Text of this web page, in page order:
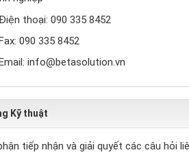
Điện thoại: 090 335 8452
090 335 8452
info@betasolution.vn
Kỹ thuật
tiếp nhận và giải quyết các câu hỏi